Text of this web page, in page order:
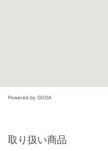
Powered by GOGA
取り扱い商品